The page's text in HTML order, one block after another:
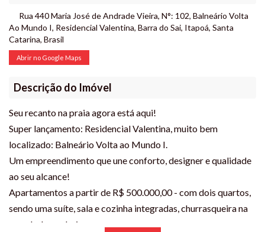
Rua 440 Maria José de Andrade Vieira, N°: 102, Balneário Volta
Ao Mundo I, Residencial Valentina, Barra do Sai, Itapoá, Santa
Catarina, Brasil
Abrir no Google Maps
Descrição do Imóvel
Seu recanto na praia agora está aqui!
Super lançamento: Residencial Valentina, muito bem
localizado: Balneário Volta ao Mundo I.
Um empreendimento que une conforto, designer e qualidade
ao seu alcance!
Apartamentos a partir de R$ 500.000,00 - com dois quartos,
sendo uma suíte, sala e cozinha integradas, churrasqueira na
sacada, lavanderia.